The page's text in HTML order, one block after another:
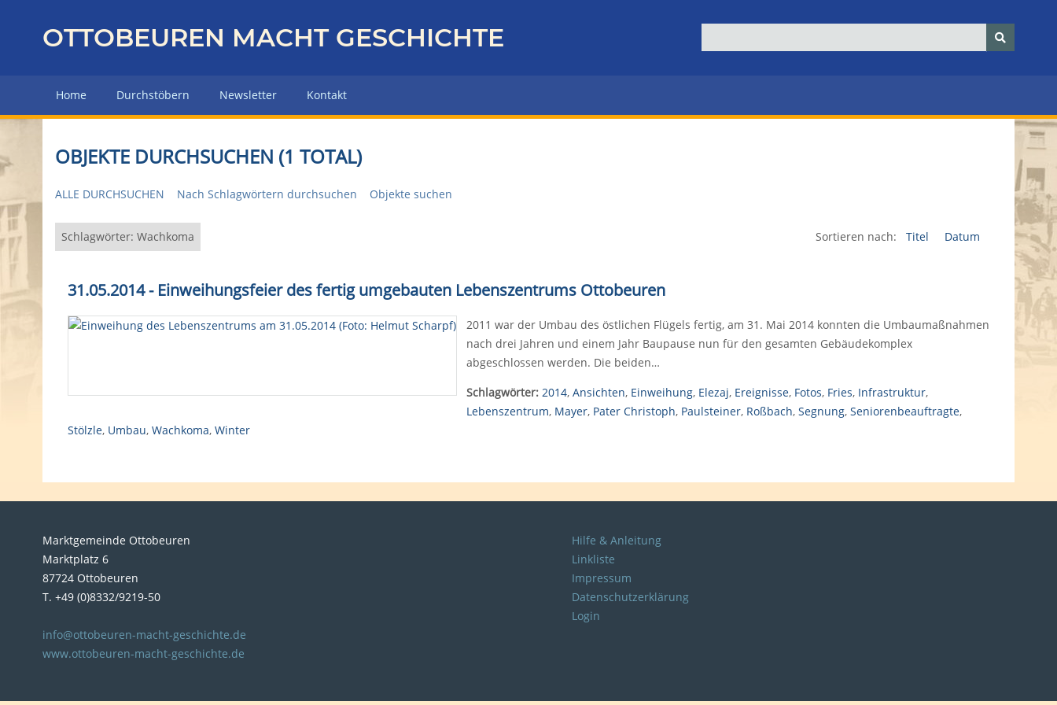
z
r
H
u
p
e
OTTOBEUREN MACHT GESCHICHTE
Home Durchstöbern Newsletter Kontakt
OBJEKTE DURCHSUCHEN (1 TOTAL)
ALLE DURCHSUCHEN Nach Schlagwörtern durchsuchen Objekte suchen
Schlagwörter: Wachkoma Sortieren nach: Titel Datum
31.05.2014 - Einweihungsfeier des fertig umgebauten Lebenszentrums Ottobeuren
2011 war der Umbau des östlichen Flügels fertig, am 31. Mai 2014 konnten die Umbaumaßnahmen
nach drei Jahren und einem Jahr Baupause nun für den gesamten Gebäudekomplex
abgeschlossen werden. Die beiden…
Schlagwörter: 2014, Ansichten, Einweihung, Elezaj, Ereignisse, Fotos, Fries, Infrastruktur,
Lebenszentrum, Mayer, Pater Christoph, Paulsteiner, Roßbach, Segnung, Seniorenbeauftragte,
Stölzle, Umbau, Wachkoma, Winter
Marktgemeinde Ottobeuren
Marktplatz 6
87724 Ottobeuren
T. +49 (0)8332/9219-50
info@ottobeuren-macht-geschichte.de
www.ottobeuren-macht-geschichte.de
Hilfe & Anleitung
Linkliste
Impressum
Datenschutzerklärung
Login